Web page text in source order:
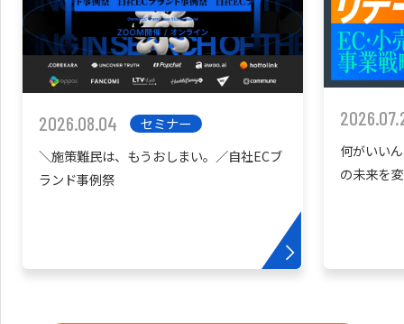
2026.08.04
セミナー
＼施策難民は、もうおしまい。／自社ECブ
ランド事例祭
何がいい
の未来を